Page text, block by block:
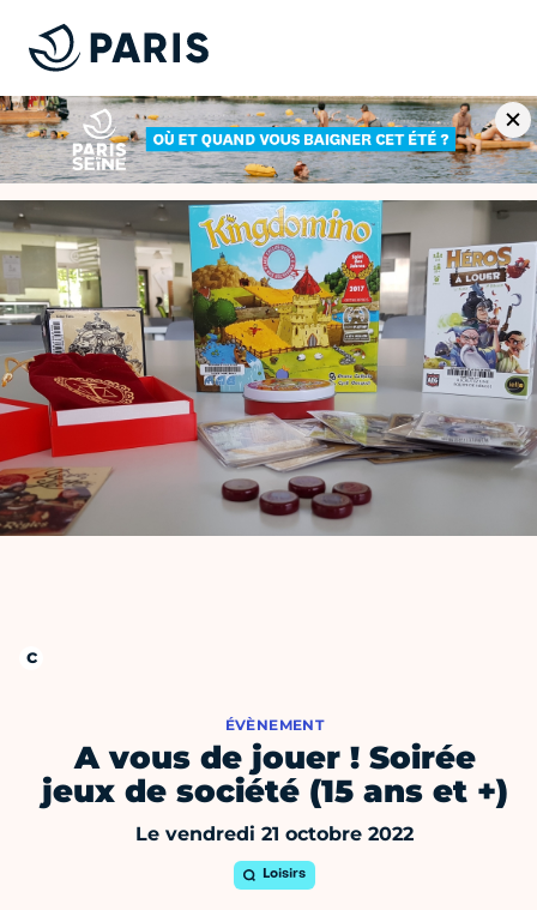
ÉVÈNEMENT
A vous de jouer ! Soirée
jeux de société (15 ans et +)
Le vendredi 21 octobre 2022
Loisirs